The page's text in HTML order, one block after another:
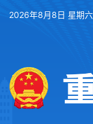
2026年8月8日 星期六